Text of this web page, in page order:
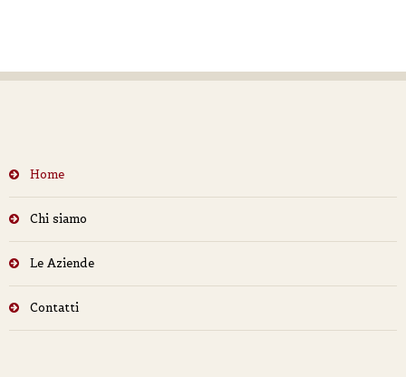
Home
Chi siamo
Le Aziende
Contatti